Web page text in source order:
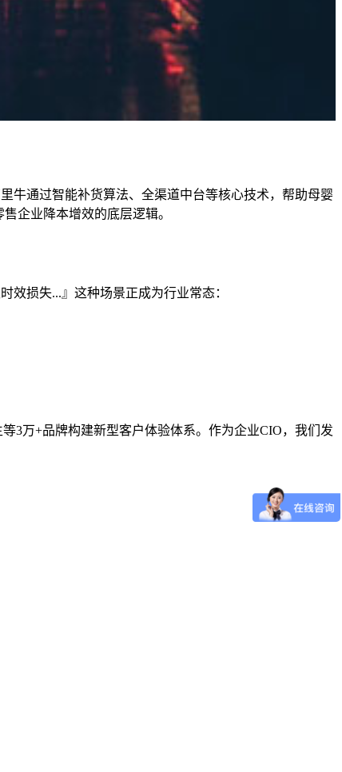
牛通过智能补货算法、全渠道中台等核心技术，帮助母婴
企业降本增效的底层逻辑。
效损失...』这种场景正成为行业常态：
3万+品牌构建新型客户体验体系。作为企业CIO，我们发